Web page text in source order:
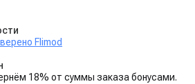
Flimod
18% от суммы заказа бонусами.